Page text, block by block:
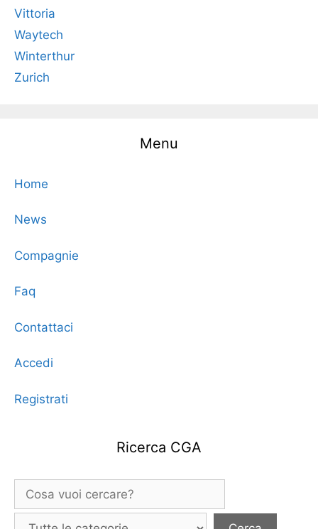
Vittoria
Waytech
Winterthur
Zurich
Menu
Home
News
Compagnie
Faq
Contattaci
Accedi
Registrati
Ricerca CGA